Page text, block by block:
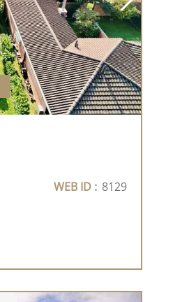
WEB ID : 8129